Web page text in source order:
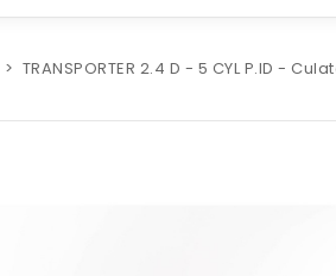
TRANSPORTER 2.4 D - 5 CYL P.ID -